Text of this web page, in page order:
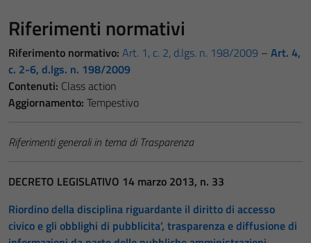
Riferimenti normativi
Riferimento normativo: Art. 1, c. 2, d.lgs. n. 198/2009 – Art. 4,
c. 2-6, d.lgs. n. 198/2009
Contenuti: Class action
Aggiornamento: Tempestivo
Riferimenti generali in tema di Trasparenza
DECRETO LEGISLATIVO 14 marzo 2013, n. 33
Riordino della disciplina riguardante il diritto di accesso
civico e gli obblighi di pubblicita’, trasparenza e diffusione di